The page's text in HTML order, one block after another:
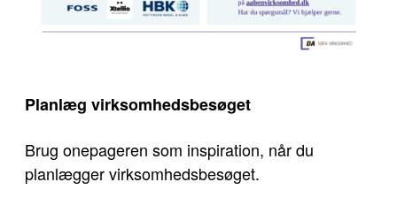
Planlæg virksomhedsbesøget
Brug onepageren som inspiration, når du
planlægger virksomhedsbesøget.